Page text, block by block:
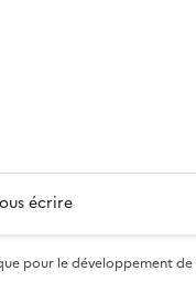
écrire
pour le développement de